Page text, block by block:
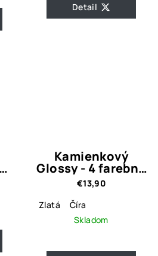
Detail
Kamienkový
Glossy - 4 farebné
varianty
€13,90
Zlatá
Číra
Skladom